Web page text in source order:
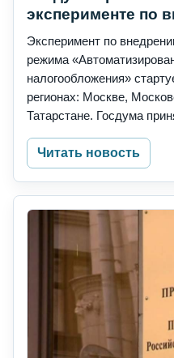
эксперименте по
Эксперимент по
режима
налогообложения»
регионах: Москве,
Татарстане. Госдума
Читать новость